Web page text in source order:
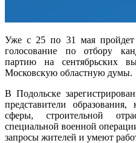
Уже с 25 по 31 мая пройдет
голосование по отбору
партию на сентябрьских
Московскую областную думы.
В Подольске
представители
сферы, строительной
специальной военной
запросы жителей и умеют